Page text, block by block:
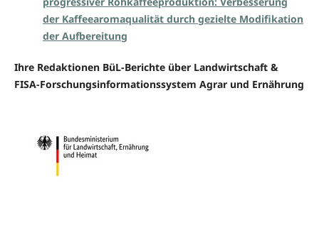
der Kaffeearomaqualität durch gezielte Modifikation
der Aufbereitung
Ihre Redaktionen BüL-Berichte über Landwirtschaft &
FISA-Forschungsinformationssystem Agrar und Ernährung